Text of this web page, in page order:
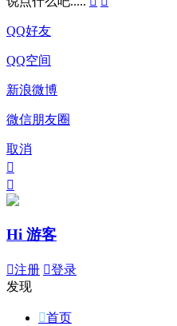
QQ好友
QQ空间
新浪微博
微信朋友圈
取消


Hi 游客
注册 登录
发现
首页